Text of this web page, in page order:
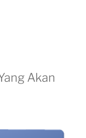
Akan